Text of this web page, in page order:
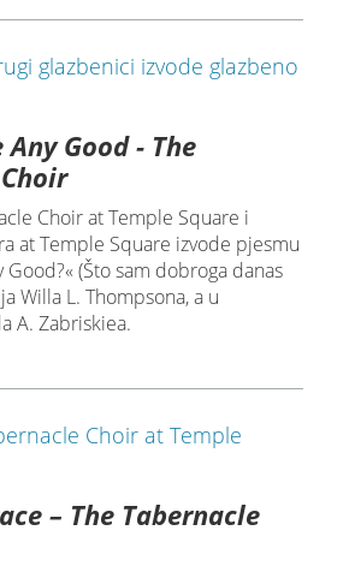
Good - The
Choir at Temple Square i
at Temple Square izvode pjesmu
Good?« (Što sam dobroga danas
Willa L. Thompsona, a u
A. Zabriskiea.
– The Tabernacle